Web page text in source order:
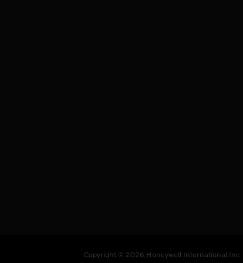
Copyright © 2026 Honeywell International Inc